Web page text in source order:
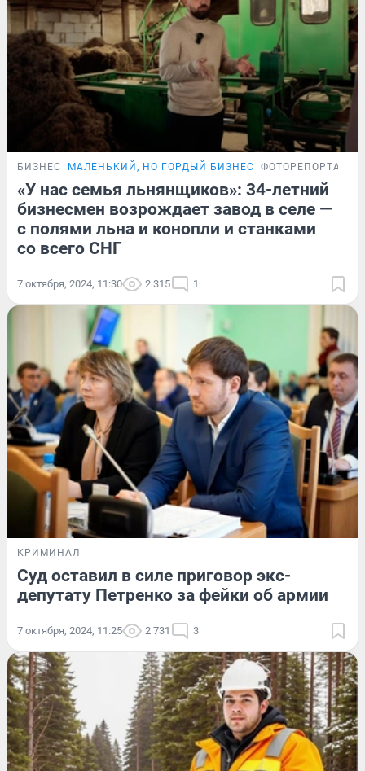
БИЗНЕС МАЛЕНЬКИЙ, НО ГОРДЫЙ БИЗНЕС ФОТОРЕПОРТАЖ
«У нас семья льнянщиков»: 34-летний
бизнесмен возрождает завод в селе —
с полями льна и конопли и станками
со всего СНГ
7 октября, 2024, 11:30 2 315 1
КРИМИНАЛ
Суд оставил в силе приговор экс-
депутату Петренко за фейки об армии
7 октября, 2024, 11:25 2 731 3